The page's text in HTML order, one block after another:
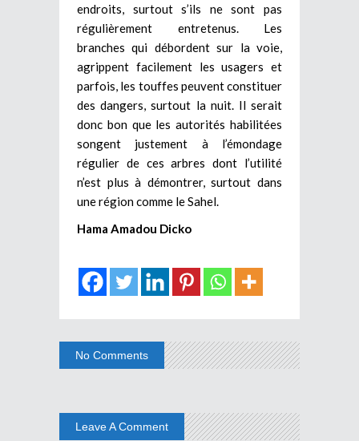
endroits, surtout s’ils ne sont pas
régulièrement entretenus. Les
branches qui débordent sur la voie,
agrippent facilement les usagers et
parfois, les touffes peuvent constituer
des dangers, surtout la nuit. Il serait
donc bon que les autorités habilitées
songent justement à l’émondage
régulier de ces arbres dont l’utilité
n’est plus à démontrer, surtout dans
une région comme le Sahel.
Hama Amadou Dicko
No Comments
Leave A Comment